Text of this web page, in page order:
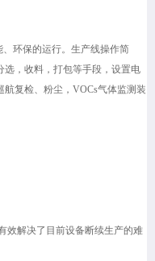
环保的运行。生产线操作简
选，收料，打包等手段，设置电
复检、粉尘，VOCs气体监测装
效解决了目前设备断续生产的难